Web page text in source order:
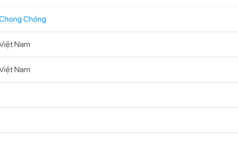
Chóng
Nam
Nam